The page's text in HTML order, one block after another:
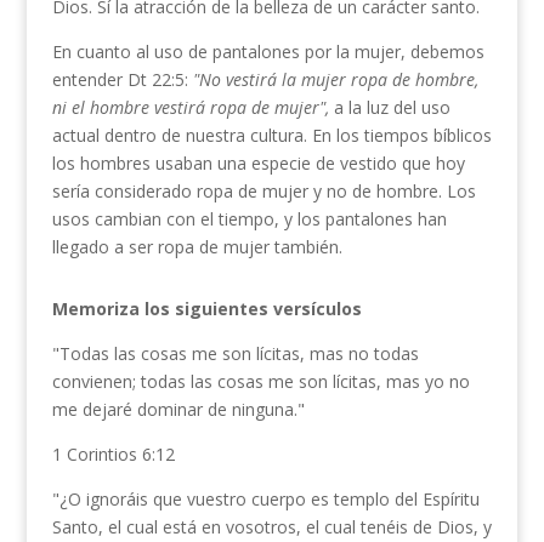
Dios. Sí la atracción de la belleza de un carácter santo.
En cuanto al uso de pantalones por la mujer, debemos
entender Dt 22:5: "No vestirá la mujer ropa de hombre,
ni el hombre vestirá ropa de mujer", a la luz del uso
actual dentro de nuestra cultura. En los tiempos bíblicos
los hombres usaban una especie de vestido que hoy
sería considerado ropa de mujer y no de hombre. Los
usos cambian con el tiempo, y los pantalones han
llegado a ser ropa de mujer también.
Memoriza los siguientes versículos
"Todas las cosas me son lícitas, mas no todas
convienen; todas las cosas me son lícitas, mas yo no
me dejaré dominar de ninguna."
1 Corintios 6:12
"¿O ignoráis que vuestro cuerpo es templo del Espíritu
Santo, el cual está en vosotros, el cual tenéis de Dios, y